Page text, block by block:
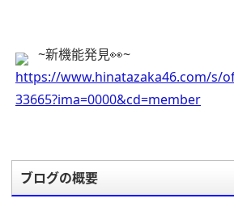
~新機能発見👀~
https://www.hinatazaka46.com/s/
33665?ima=0000&cd=member
ブログの概要